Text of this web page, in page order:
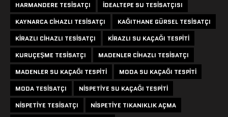
HARMANDERE TESISATÇI
IDEALTEPE SU TESISATÇISI
KAYNARCA CIHAZLI TESISATÇI
KAĞITHANE GÜRSEL TESISATÇI
KIRAZLI CIHAZLI TESISATÇI
KIRAZLI SU KAÇAĞI TESPITI
KURUÇEŞME TESISATÇI
MADENLER CIHAZLI TESISATÇI
MADENLER SU KAÇAĞI TESPITI
MODA SU KAÇAĞI TESPITI
MODA TESISATÇI
NISPETIYE SU KAÇAĞI TESPITI
NISPETIYE TESISATÇI
NISPETIYE TIKANIKLIK AÇMA